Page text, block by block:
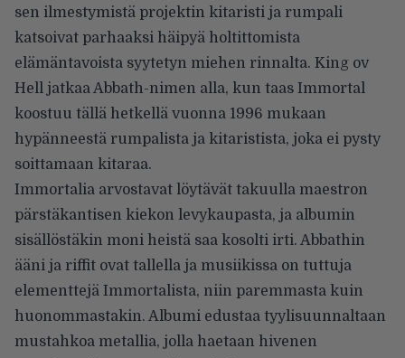
sen ilmestymistä projektin kitaristi ja rumpali
katsoivat parhaaksi häipyä holtittomista
elämäntavoista syytetyn miehen rinnalta. King ov
Hell jatkaa Abbath-nimen alla, kun taas Immortal
koostuu tällä hetkellä vuonna 1996 mukaan
hypänneestä rumpalista ja kitaristista, joka ei pysty
soittamaan kitaraa.
Immortalia arvostavat löytävät takuulla maestron
pärstäkantisen kiekon levykaupasta, ja albumin
sisällöstäkin moni heistä saa kosolti irti. Abbathin
ääni ja riffit ovat tallella ja musiikissa on tuttuja
elementtejä Immortalista, niin paremmasta kuin
huonommastakin. Albumi edustaa tyylisuunnaltaan
mustahkoa metallia, jolla haetaan hivenen